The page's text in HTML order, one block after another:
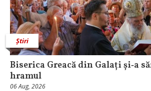
Știri
Biserica Greacă din Galați și‑a
hramul
06 Aug, 2026